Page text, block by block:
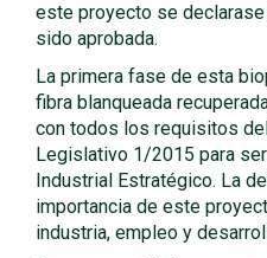
este proyecto se
sido aprobada.
La primera fase de esta
fibra blanqueada
con todos los requisitos
Legislativo 1/2015 para
Industrial Estratégico. La
importancia de este
industria, empleo y